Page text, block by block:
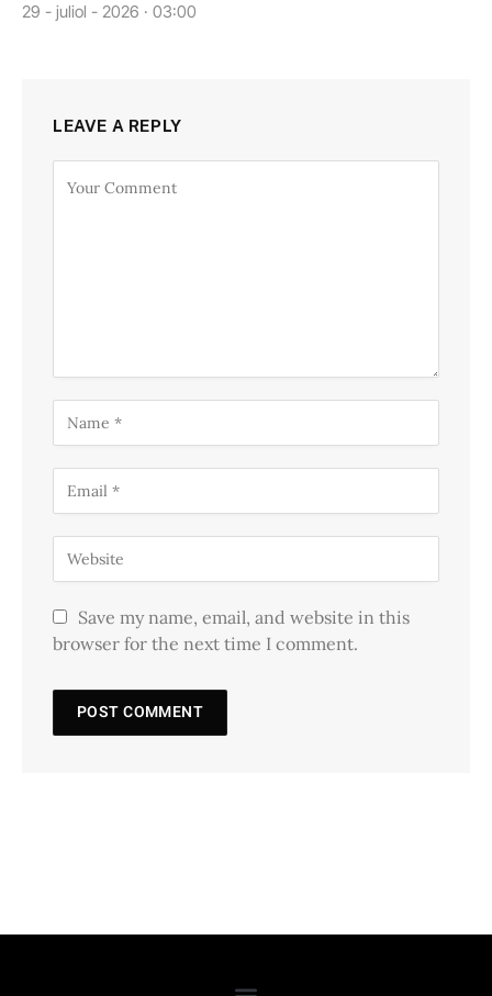
29 - juliol - 2026 · 03:00
LEAVE A REPLY
Save my name, email, and website in this
browser for the next time I comment.